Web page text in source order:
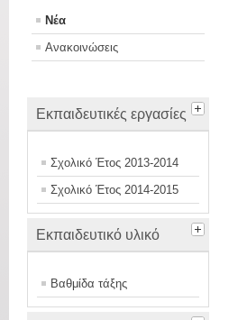
Νέα
Ανακοινώσεις
Εκπαιδευτικές εργασίες
Σχολικό Έτος 2013-2014
Σχολικό Έτος 2014-2015
Εκπαιδευτικό υλικό
Βαθμίδα τάξης